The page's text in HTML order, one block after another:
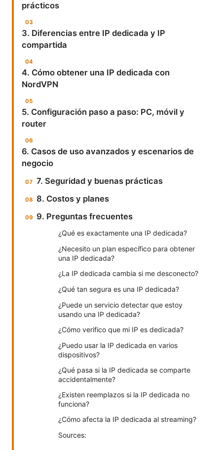
prácticos
3. Diferencias entre IP dedicada y IP
compartida
4. Cómo obtener una IP dedicada con
NordVPN
5. Configuración paso a paso: PC, móvil y
router
6. Casos de uso avanzados y escenarios de
negocio
7. Seguridad y buenas prácticas
8. Costos y planes
9. Preguntas frecuentes
¿Qué es exactamente una IP dedicada?
¿Necesito un plan específico para obtener
una IP dedicada?
¿La IP dedicada cambia si me desconecto?
¿Qué tan segura es una IP dedicada?
¿Puede un servicio detectar que estoy
usando una IP dedicada?
¿Cómo verifico que mi IP es dedicada?
¿Puedo usar la IP dedicada en varios
dispositivos?
¿Qué pasa si la IP dedicada se comparte
accidentalmente?
¿Existen reemplazos si la IP dedicada no
funciona?
¿Cómo afecta la IP dedicada al streaming?
Sources: